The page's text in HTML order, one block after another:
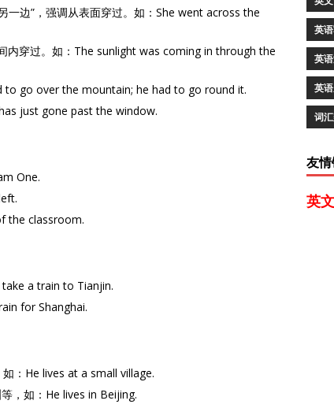
一边”，强调从表面穿过。如：She went across the
内穿过。如：The sunlight was coming in through the
to go over the mountain; he had to go round it.
just gone past the window.
One.
the classroom.
a train to Tianjin.
for Shanghai.
：He lives at a small village.
，如：He lives in Beijing.
英
英
英
词
友
英